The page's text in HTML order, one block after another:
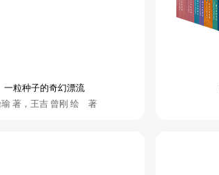
一粒种子的奇幻漂流
瑜 著，王吉 曾刚 绘 著